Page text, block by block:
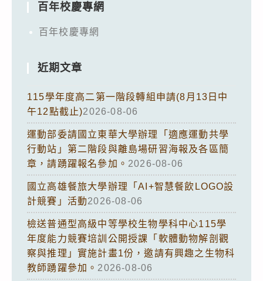
百年校慶專網
百年校慶專網
近期文章
115學年度高二第一階段轉組申請(8月13日中
午12點截止)2026-08-06
運動部委請國立東華大學辦理「適應運動共學
行動站」第二階段與離島場研習海報及各區簡
章，請踴躍報名參加。 2026-08-06
國立高雄餐旅大學辦理「AI+智慧餐飲LOGO設
計競賽」活動2026-08-06
檢送普通型高級中等學校生物學科中心115學
年度能力競賽培訓公開授課「軟體動物解剖觀
察與推理」實施計畫1份，邀請有興趣之生物科
教師踴躍參加。 2026-08-06